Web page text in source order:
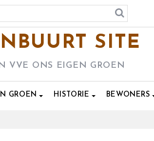
SITE
VVE ONS EIGEN GROEN
GROEN HISTORIE BEWONERS